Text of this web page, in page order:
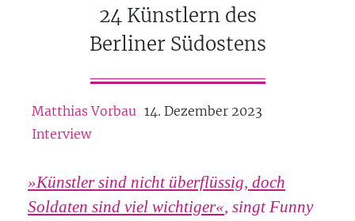
24 Künstlern des
Berliner Südostens
Matthias Vorbau 14. Dezember 2023
Interview
»Künstler sind nicht überflüssig, doch
Soldaten sind viel wichtiger«, singt Funny